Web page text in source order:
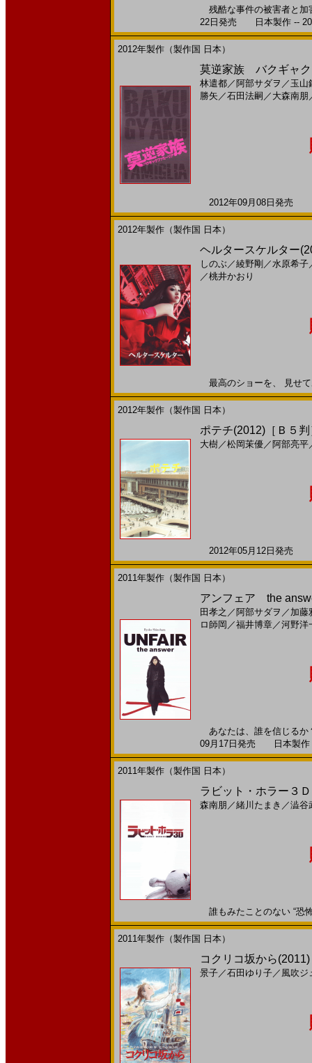
残酷な事件の被害者と加
22日発売 日本製作 --
2012年製作（製作国 日本）
莫逆家族 バクギャク
林遣都／ 阿部サダヲ ／ 玉山
勝矢 ／石田法嗣 ／ 大森南朋
2012年09月08日発売
2012年製作（製作国 日本）
ヘルタースケルター
しのぶ／綾野剛 ／水原希子
／桃井かおり
最高のショーを、 見せ
2012年製作（製作国 日本）
ポテチ(2012)［Ｂ５判
大樹／松岡茉優／ 阿部亮平
2012年05月12日発売
2011年製作（製作国 日本）
アンフェア the
田孝之 ／ 阿部サダヲ ／ 加藤
ロ師岡 ／福井博章／河野洋
あなたは、誰を信じるか
09月17日発売 日本製作
2011年製作（製作国 日本）
ラビット・ホラー３
森南朋 ／緒川たまき ／澁谷
誰もみたことのない “恐
2011年製作（製作国 日本）
コクリコ坂から
景子／石田ゆり子／ 風吹ジ